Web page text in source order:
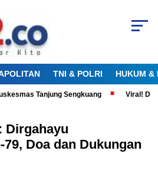
TNI & POLRI HUKUM &
Tanjung Sengkuang Viral! Diduga
Dirgahayu
Doa dan Dukungan